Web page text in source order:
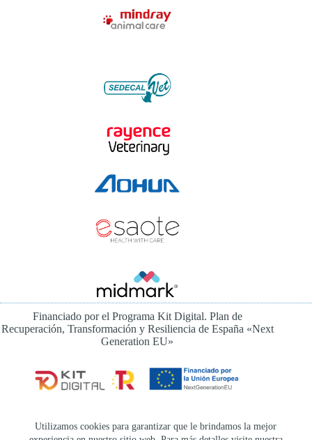
Utilizamos cookies para garantizar que le brindamos la mejor
Financiado por el Programa Kit Digital. Plan de
Recuperación, Transformación y Resiliencia de España «Next
Generation EU»
Instagram